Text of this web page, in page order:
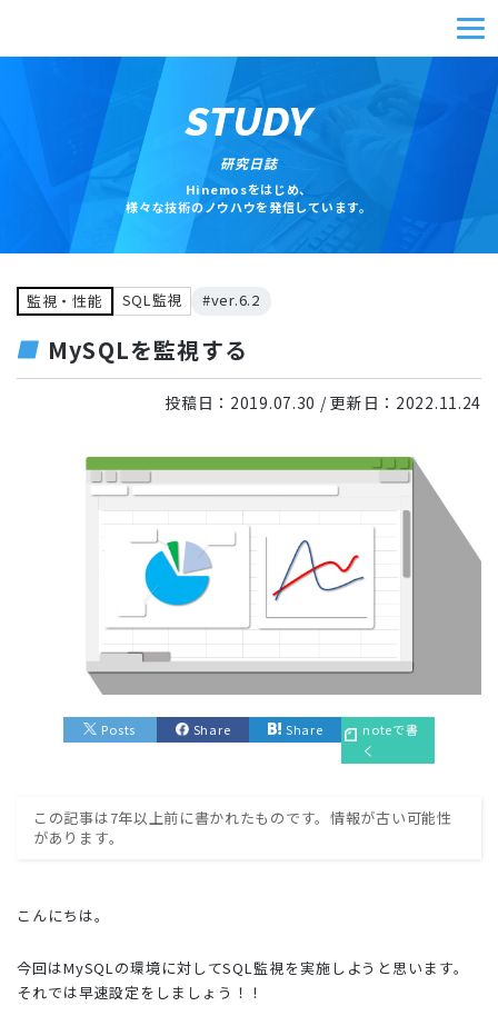
STUDY
研究日誌
Hinemosをはじめ、
様々な技術のノウハウを発信しています。
監視・性能 SQL監視 #ver.6.2
MySQLを監視する
投稿日： 2019.07.30 / 更新日： 2022.11.24
Posts Share Share
noteで書
く
この記事は7年以上前に書かれたものです。情報が古い可能性
があります。
こんにちは。
今回はMySQLの環境に対してSQL監視を実施しようと思います。
それでは早速設定をしましょう！！